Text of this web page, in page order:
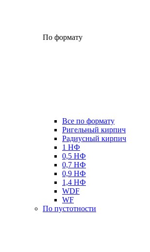
По формату
Все по формату
Ригельный кирпич
Радиусный кирпич
1 НФ
0,5 НФ
0,7 НФ
0,9 НФ
1,4 НФ
WDF
WF
По пустотности